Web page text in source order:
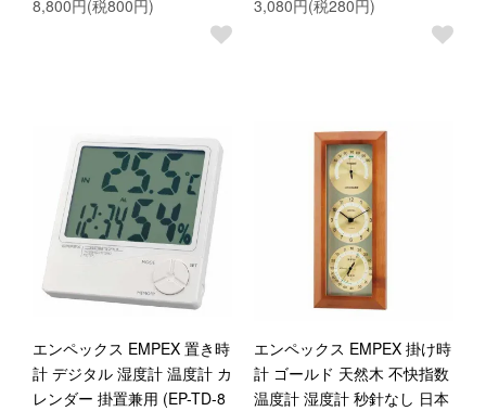
8,800円(税800円) 3,080円(税280円)
エンペックス EMPEX 置き時
計 デジタル 湿度計 温度計 カ
レンダー 掛置兼用 (EP-TD-8
エンペックス EMPEX 掛け時
計 ゴールド 天然木 不快指数
温度計 湿度計 秒針なし 日本